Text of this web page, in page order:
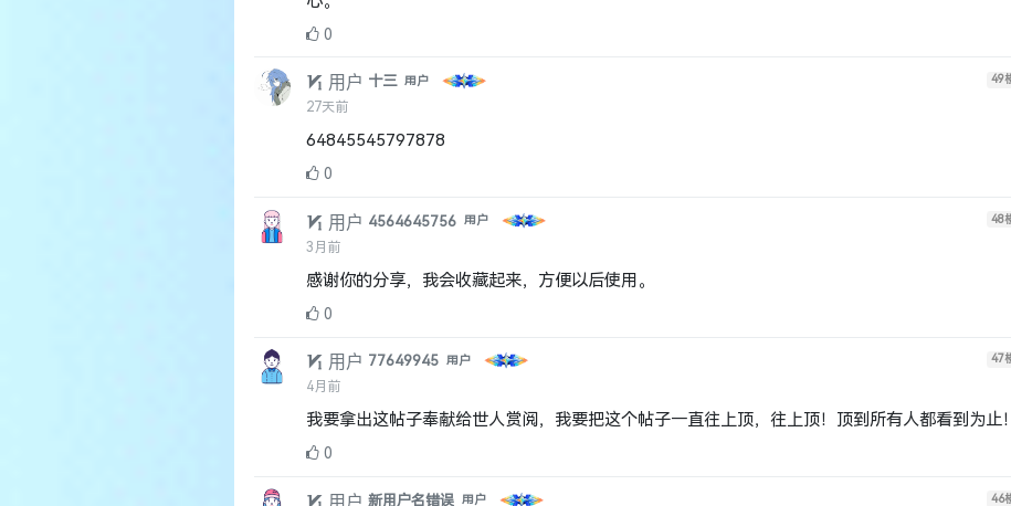
3月前
感谢你的分享，我会收藏起来，方便以后使用。
0
4月前
我要拿出这帖子奉献给世人赏阅，我要把这个帖子一直往上顶，往上顶！顶到所有人都看到为止！
0
4月前
感谢分析
0
5月前
哇！这个资源太棒了！正是我目前需要的，感谢分享！
0